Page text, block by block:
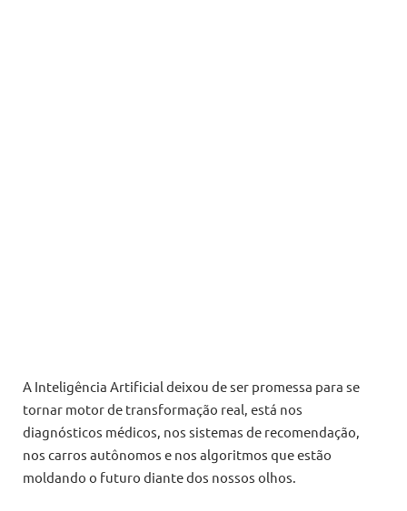
A Inteligência Artificial deixou de ser promessa para se
tornar motor de transformação real, está nos
diagnósticos médicos, nos sistemas de recomendação,
nos carros autônomos e nos algoritmos que estão
moldando o futuro diante dos nossos olhos.